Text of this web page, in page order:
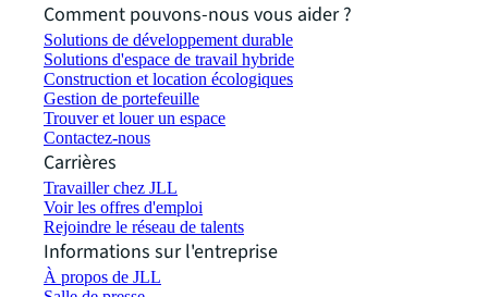
Comment pouvons-nous vous aider ?
Solutions de développement durable
Solutions d'espace de travail hybride
Construction et location écologiques
Gestion de portefeuille
Trouver et louer un espace
Contactez-nous
Carrières
Travailler chez JLL
Voir les offres d'emploi
Rejoindre le réseau de talents
Informations sur l'entreprise
À propos de JLL